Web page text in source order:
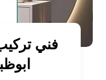
فني
ابوظبي